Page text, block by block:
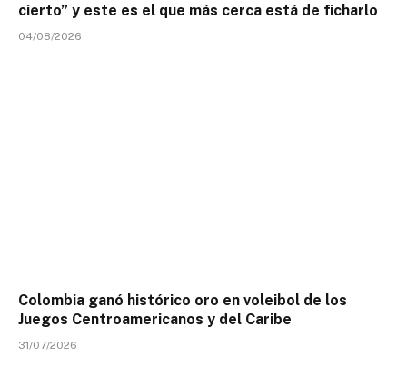
cierto” y este es el que más cerca está de ficharlo
04/08/2026
Colombia ganó histórico oro en voleibol de los
Juegos Centroamericanos y del Caribe
31/07/2026